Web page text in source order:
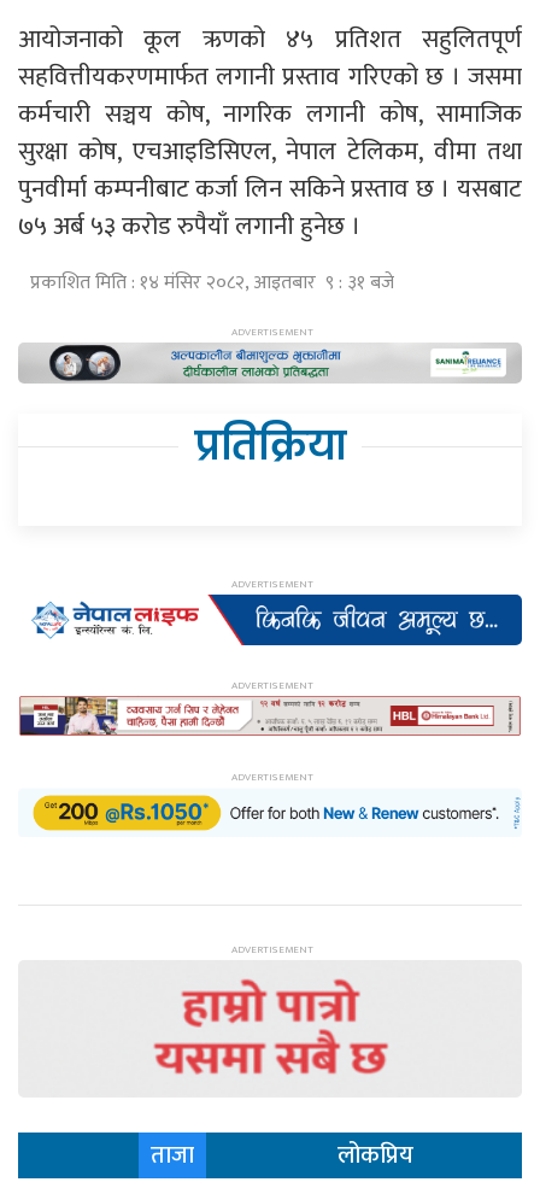
आयोजनाको कूल ऋणको ४५ प्रतिशत सहुलितपूर्ण
सहवित्तीयकरणमार्फत लगानी प्रस्ताव गरिएको छ । जसमा
कर्मचारी सञ्चय कोष, नागरिक लगानी कोष, सामाजिक
सुरक्षा कोष, एचआइडिसिएल, नेपाल टेलिकम, वीमा तथा
पुनवीर्मा कम्पनीबाट कर्जा लिन सकिने प्रस्ताव छ । यसबाट
७५ अर्ब ५३ करोड रुपैयाँ लगानी हुनेछ ।
प्रकाशित मिति : १४ मंसिर २०८२, आइतबार ९ : ३१ बजे
प्रतिक्रिया
ताजा लोकप्रिय